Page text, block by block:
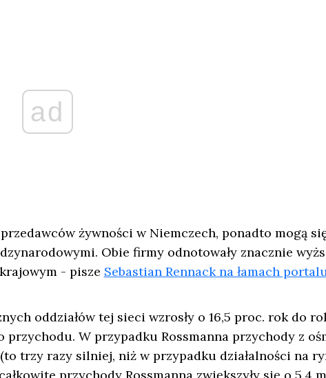
ad
żywności w Niemczech, ponadto mogą
Obie firmy odnotowały znacznie
- pisze Sebastian Rennack na łamach
oddziałów tej sieci wzrosły o 16,5 proc. rok do
W przypadku Rossmanna przychody z
trzy razy silniej, niż w przypadku działalności na